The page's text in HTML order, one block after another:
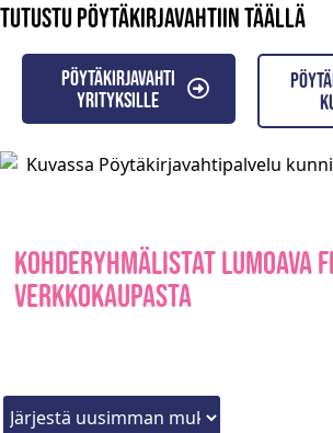
Tutustu pöytäkirjavahtiin täällä
Pöytäkirjavahti
yrityksille
Kohderyhmälistat Lumoava
verkkokaupasta